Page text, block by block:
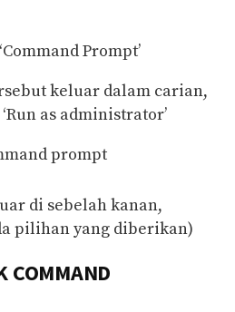
Prompt’
keluar dalam carian,
as administrator’
di sebelah kanan,
pilihan yang diberikan)
COMMAND